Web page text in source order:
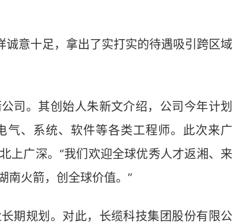
意十足，拿出了实打实的待遇吸引跨区域
。其创始人朱新文介绍，公司今年计划
、系统、软件等各类工程师。此次来广
上广深。“我们欢迎全球优秀人才返湘、来
南火箭，创全球价值。”
规划。对此，长缆科技集团股份有限公